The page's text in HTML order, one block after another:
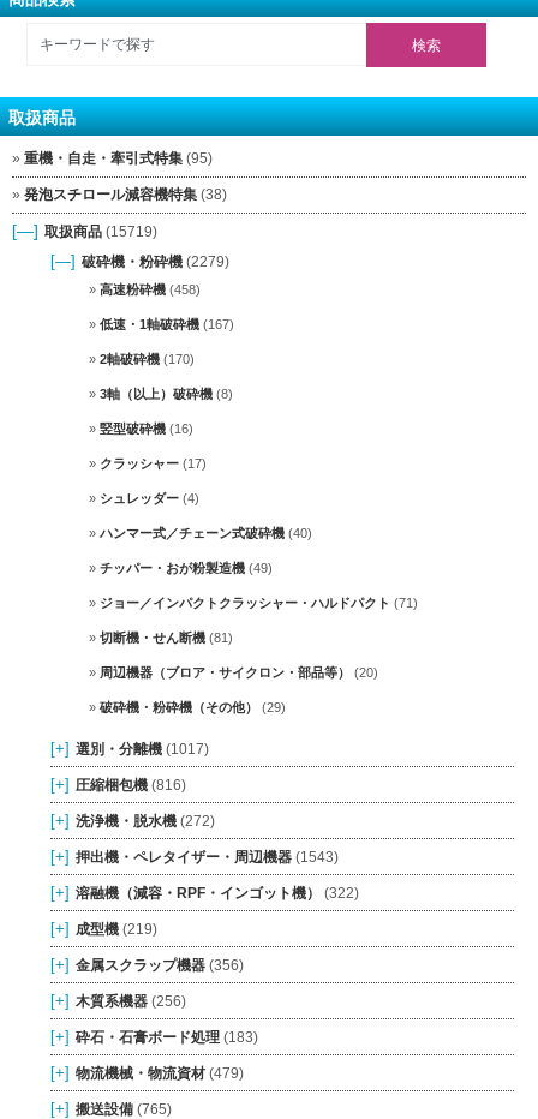
取扱商品
重機・自走・牽引式特集 (95)
発泡スチロール減容機特集 (38)
[—] 取扱商品 (15719)
[—] 破砕機・粉砕機 (2279)
高速粉砕機 (458)
低速・1軸破砕機 (167)
2軸破砕機 (170)
3軸（以上）破砕機 (8)
竪型破砕機 (16)
クラッシャー (17)
シュレッダー (4)
ハンマー式／チェーン式破砕機 (40)
チッパー・おが粉製造機 (49)
ジョー／インパクトクラッシャー・ハルドパクト (71)
切断機・せん断機 (81)
周辺機器（ブロア・サイクロン・部品等） (20)
破砕機・粉砕機（その他） (29)
[+] 選別・分離機 (1017)
[+] 圧縮梱包機 (816)
[+] 洗浄機・脱水機 (272)
[+] 押出機・ペレタイザー・周辺機器 (1543)
[+] 溶融機（減容・RPF・インゴット機） (322)
[+] 成型機 (219)
[+] 金属スクラップ機器 (356)
[+] 木質系機器 (256)
[+] 砕石・石膏ボード処理 (183)
[+] 物流機械・物流資材 (479)
[+] 搬送設備 (765)